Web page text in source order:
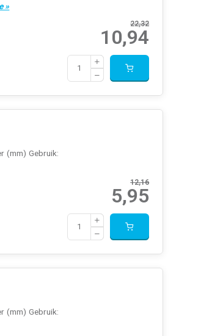
»
22,32
10,94
(mm) Gebruik:
12,16
5,95
(mm) Gebruik: